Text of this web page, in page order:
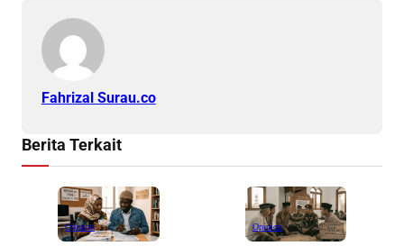
Fahrizal Surau.co
Berita Terkait
Opinion Opinion